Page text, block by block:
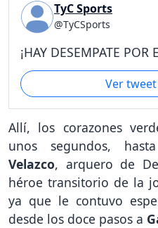
TyC Sports
@TyCSports
¡HAY DESEMPATE POR
Ver
Allí, los corazones
unos segundos,
Velazco, arquero de
héroe transitorio de la
ya que le contuvo
desde los doce pasos a